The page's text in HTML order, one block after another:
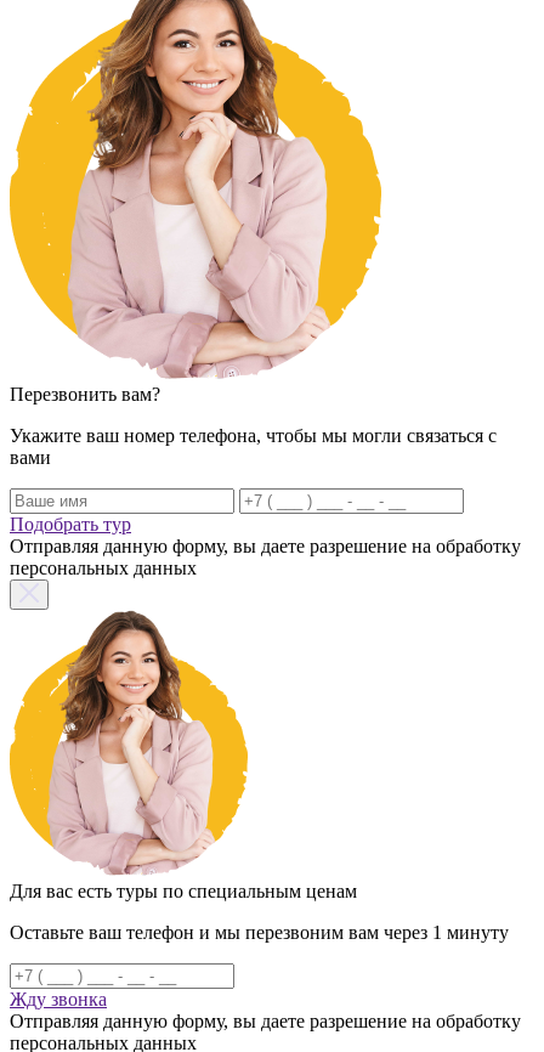
Перезвонить вам?
Укажите ваш номер телефона, чтобы мы могли связаться с
вами
Подобрать тур
Отправляя данную форму, вы даете разрешение на обработку
персональных данных
Для вас есть туры по специальным ценам
Оставьте ваш телефон и мы перезвоним вам через 1 минуту
Жду звонка
Отправляя данную форму, вы даете разрешение на обработку
персональных данных